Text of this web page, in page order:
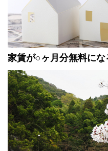
家賃が○ヶ月分無料に